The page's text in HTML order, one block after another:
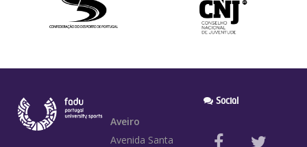
Aveiro
Avenida Santa
Social